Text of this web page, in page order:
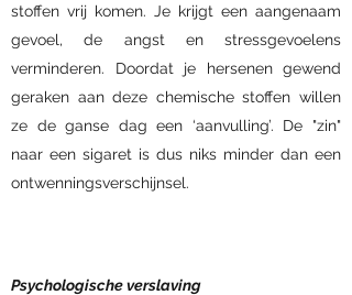
stoffen vrij komen. Je krijgt een aangenaam
gevoel, de angst en stressgevoelens
verminderen. Doordat je hersenen gewend
geraken aan deze chemische stoffen willen
ze de ganse dag een ‘aanvulling’. De "zin"
naar een sigaret is dus niks minder dan een
ontwenningsverschijnsel.
Psychologische verslaving